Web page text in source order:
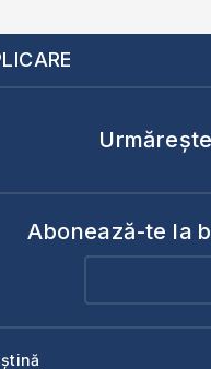
Abonează-te la